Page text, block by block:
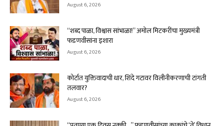
August 6, 2026
“शब्द पाळा, विश्वास सांभाळा!” अमोल मिटकरींचा मुख्यमंत्री
फडणवीसांना इशारा
August 6, 2026
कोर्टात युक्तिवादाची धार, शिंदे गटावर विलीनीकरणाची टांगती
तलवार?
August 6, 2026